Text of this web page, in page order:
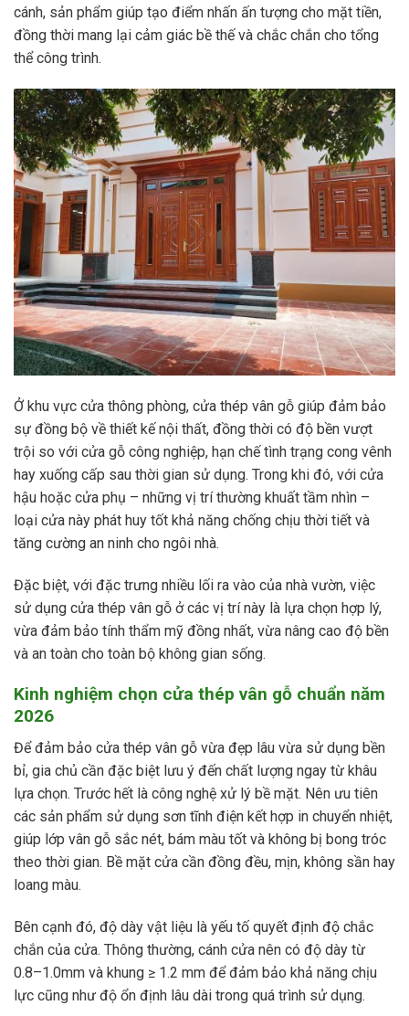
cánh, sản phẩm giúp tạo điểm nhấn ấn tượng cho mặt tiền,
đồng thời mang lại cảm giác bề thế và chắc chắn cho tổng
thể công trình.
Ở khu vực cửa thông phòng, cửa thép vân gỗ giúp đảm bảo
sự đồng bộ về thiết kế nội thất, đồng thời có độ bền vượt
trội so với cửa gỗ công nghiệp, hạn chế tình trạng cong vênh
hay xuống cấp sau thời gian sử dụng. Trong khi đó, với cửa
hậu hoặc cửa phụ – những vị trí thường khuất tầm nhìn –
loại cửa này phát huy tốt khả năng chống chịu thời tiết và
tăng cường an ninh cho ngôi nhà.
Đặc biệt, với đặc trưng nhiều lối ra vào của nhà vườn, việc
sử dụng cửa thép vân gỗ ở các vị trí này là lựa chọn hợp lý,
vừa đảm bảo tính thẩm mỹ đồng nhất, vừa nâng cao độ bền
và an toàn cho toàn bộ không gian sống.
Kinh nghiệm chọn cửa thép vân gỗ chuẩn năm
2026
Để đảm bảo cửa thép vân gỗ vừa đẹp lâu vừa sử dụng bền
bỉ, gia chủ cần đặc biệt lưu ý đến chất lượng ngay từ khâu
lựa chọn. Trước hết là công nghệ xử lý bề mặt. Nên ưu tiên
các sản phẩm sử dụng sơn tĩnh điện kết hợp in chuyển nhiệt,
giúp lớp vân gỗ sắc nét, bám màu tốt và không bị bong tróc
theo thời gian. Bề mặt cửa cần đồng đều, mịn, không sần hay
loang màu.
Bên cạnh đó, độ dày vật liệu là yếu tố quyết định độ chắc
chắn của cửa. Thông thường, cánh cửa nên có độ dày từ
0.8–1.0mm và khung ≥ 1.2 mm để đảm bảo khả năng chịu
lực cũng như độ ổn định lâu dài trong quá trình sử dụng.